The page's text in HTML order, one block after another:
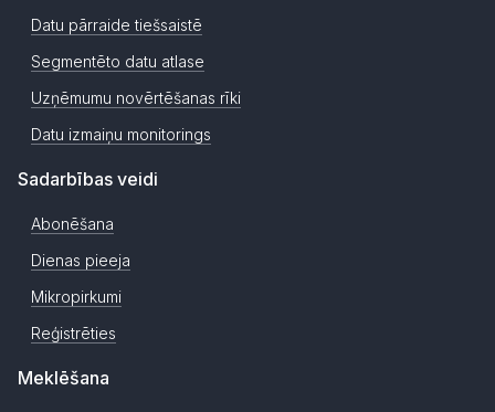
Datu pārraide tiešsaistē
Segmentēto datu atlase
Uzņēmumu novērtēšanas rīki
Datu izmaiņu monitorings
Sadarbības veidi
Abonēšana
Dienas pieeja
Mikropirkumi
Reģistrēties
Meklēšana